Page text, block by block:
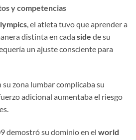
y competencias
, el atleta tuvo que aprender a
distinta en cada side de su
un ajuste consciente para
zona lumbar complicaba su
adicional aumentaba el riesgo
demostró su dominio en el world